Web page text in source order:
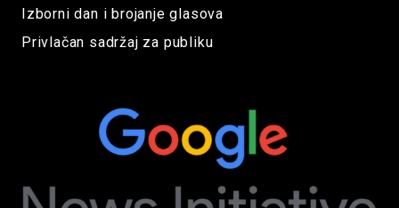
Izborni dan i brojanje glasova
Privlačan sadržaj za publiku